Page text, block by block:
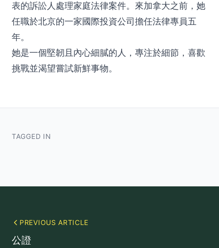
表的訴訟人處理家庭法律案件。來加拿大之前，她
任職於北京的一家國際投資公司擔任法律專員五
年。
她是一個堅韌且內心細膩的人，專注於細節，喜歡
挑戰並渴望嘗試新鮮事物。
TAGGED IN
PREVIOUS ARTICLE
公證